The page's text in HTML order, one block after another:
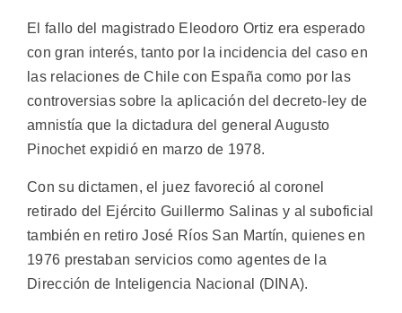
El fallo del magistrado Eleodoro Ortiz era esperado
con gran interés, tanto por la incidencia del caso en
las relaciones de Chile con España como por las
controversias sobre la aplicación del decreto-ley de
amnistía que la dictadura del general Augusto
Pinochet expidió en marzo de 1978.
Con su dictamen, el juez favoreció al coronel
retirado del Ejército Guillermo Salinas y al suboficial
también en retiro José Ríos San Martín, quienes en
1976 prestaban servicios como agentes de la
Dirección de Inteligencia Nacional (DINA).